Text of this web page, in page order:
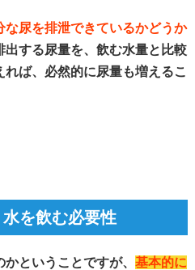
な尿を排泄できているかどうか
出する尿量を、飲む水量と比較
ば、必然的に尿量も増えるこ
を飲む必要性
ということですが、 基本的に